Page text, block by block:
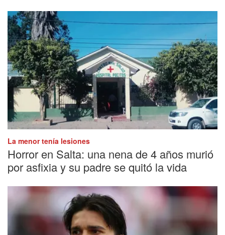
La menor tenía lesiones
Horror en Salta: una nena de 4 años murió
por asfixia y su padre se quitó la vida